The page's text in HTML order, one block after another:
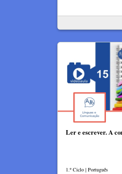
Ler e escrever. A
1.º Ciclo | Português